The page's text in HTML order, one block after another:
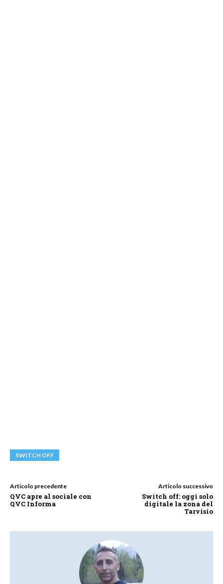
SWITCH OFF
Articolo precedente
QVC apre al sociale con
QVC Informa
Articolo successivo
Switch off: oggi solo
digitale la zona del
Tarvisio